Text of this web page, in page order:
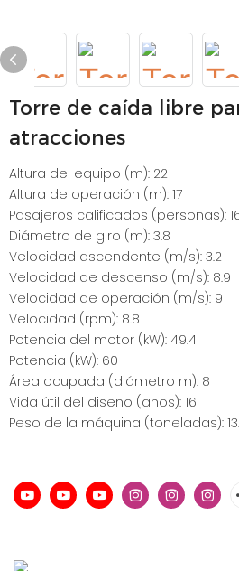
Torre de caída libre
atracciones
Altura del equipo (m): 22
Altura de operación (m): 17
Pasajeros calificados (personas):
Diámetro de giro (m): 3.8
Velocidad ascendente (m/s): 3.2
Velocidad de descenso (m/s): 8.9
Velocidad de operación (m/s): 9
Velocidad (rpm): 8.8
Potencia del motor (kW): 49.4
Potencia (kW): 60
Área ocupada (diámetro m): 8
Vida útil del diseño (años): 16
Peso de la máquina (toneladas):